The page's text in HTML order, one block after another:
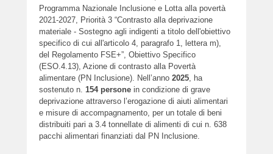
Programma Nazionale Inclusione e Lotta alla povertà
2021-2027, Priorità 3 “Contrasto alla deprivazione
materiale - Sostegno agli indigenti a titolo dell'obiettivo
specifico di cui all'articolo 4, paragrafo 1, lettera m),
del Regolamento FSE+”, Obiettivo Specifico
(ESO.4.13), Azione di contrasto alla Povertà
alimentare (PN Inclusione). Nell’anno 2025, ha
sostenuto n. 154 persone in condizione di grave
deprivazione attraverso l’erogazione di aiuti alimentari
e misure di accompagnamento, per un totale di beni
distribuiti pari a 3.4 tonnellate di alimenti di cui n. 638
pacchi alimentari finanziati dal PN Inclusione.